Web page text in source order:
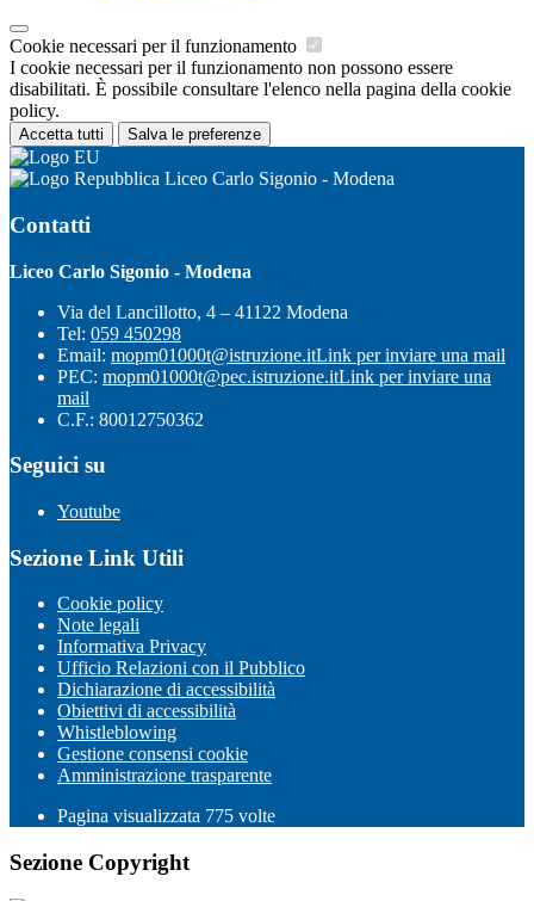
Cookie necessari per il funzionamento
I cookie necessari per il funzionamento non possono essere
disabilitati. È possibile consultare l'elenco nella pagina della cookie
policy.
Accetta tutti Salva le preferenze
Liceo Carlo Sigonio - Modena
Contatti
Liceo Carlo Sigonio - Modena
Via del Lancillotto, 4 – 41122 Modena
Tel: 059 450298
Email: mopm01000t@istruzione.itLink per inviare una mail
PEC: mopm01000t@pec.istruzione.itLink per inviare una
mail
C.F.: 80012750362
Seguici su
Youtube
Sezione Link Utili
Cookie policy
Note legali
Informativa Privacy
Ufficio Relazioni con il Pubblico
Dichiarazione di accessibilità
Obiettivi di accessibilità
Whistleblowing
Gestione consensi cookie
Amministrazione trasparente
Pagina visualizzata 775 volte
Sezione Copyright